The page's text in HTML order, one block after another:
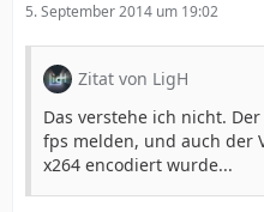
5. September 2014 um 19:02
Zitat von LigH
Das verstehe ich nicht.
fps melden, und auch der
x264 encodiert wurde...